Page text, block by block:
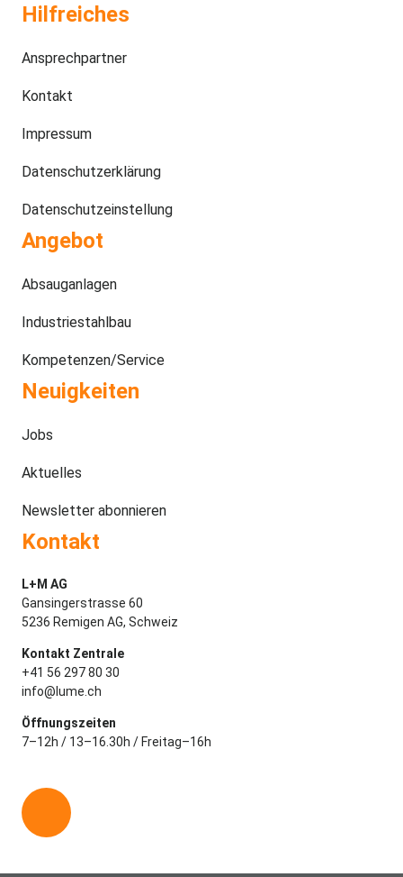
Hilfreiches
Ansprechpartner
Kontakt
Impressum
Datenschutzerklärung
Datenschutzeinstellung
Angebot
Absauganlagen
Industriestahlbau
Kompetenzen/Service
Neuigkeiten
Jobs
Aktuelles
Newsletter abonnieren
Kontakt
L+M AG
Gansingerstrasse 60
5236 Remigen AG, Schweiz
Kontakt Zentrale
+41 56 297 80 30
info@lume.ch
Öffnungszeiten
7–12h / 13–16.30h / Freitag–16h
i